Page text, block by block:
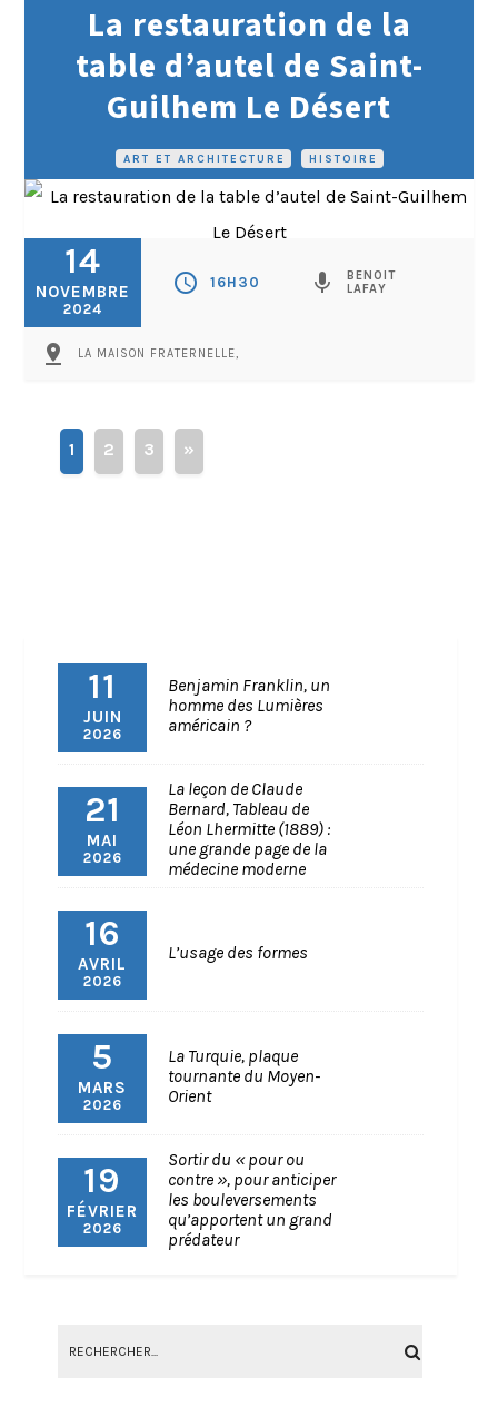
ART ET ARCHITECTURE HISTOIRE
La restauration de la
table d’autel de Saint-
Guilhem Le Désert
14
NOVEMBRE
2024
schedule 16H30 mic
BENOIT
LAFAY
pin_drop LA MAISON FRATERNELLE,
1 2 3 »
11
JUIN
2026
Benjamin Franklin, un
homme des Lumières
américain ?
21
MAI
2026
La leçon de Claude
Bernard, Tableau de
Léon Lhermitte (1889) :
une grande page de la
médecine moderne
16
AVRIL
2026
L’usage des formes
5
MARS
2026
La Turquie, plaque
tournante du Moyen-
Orient
19
FÉVRIER
2026
Sortir du « pour ou
contre », pour anticiper
les bouleversements
qu’apportent un grand
prédateur